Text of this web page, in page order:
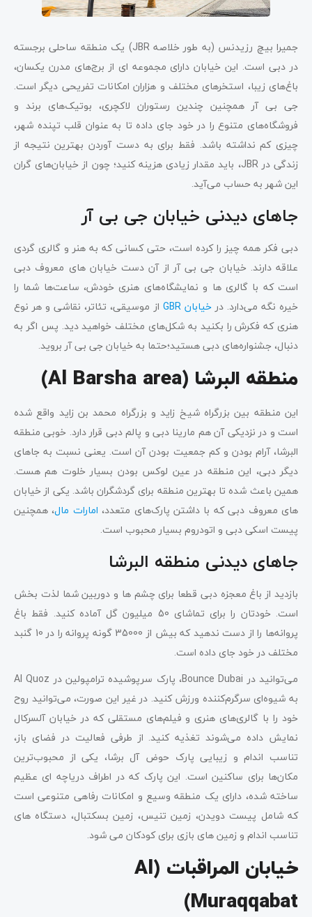
جمیرا بیچ رزیدنس (به طور خلاصه JBR) یک منطقه ساحلی برجسته
در دبی است. این خیابان دارای مجموعه ای از برج‌های مدرن یکسان،
باغ‌های زیبا، استخرهای مختلف و هزاران امکانات تفریحی دیگر است.
جی بی آر همچنین چندین رستوران لاکچری، بوتیک‌های برند و
فروشگاه‌های متنوع را در خود جای داده تا به عنوان قلب تپنده شهر،
چیزی کم نداشته باشد. فقط برای به دست آوردن بهترین نتیجه از
زندگی در JBR، باید مقدار زیادی هزینه کنید؛ چون از خیابان‌های گران
این شهر به حساب می‌آید.
جاهای دیدنی خیابان جی بی آر
دبی فکر همه چیز را کرده است، حتی کسانی که به هنر و گالری گردی
علاقه دارند. خیابان جی بی آر از آن دست خیابان های معروف دبی
است که با گالری ها و نمایشگاه‌های هنری خودش، ساعت‌ها شما را
خیره نگه می‌دارد. درخیابان GBR
از موسیقی، تئاتر، نقاشی و هر نوع
هنری که فکرش را بکنید به شکل‌های مختلف خواهید دید. پس اگر به
دنبال، جشنواره‌های دبی هستید؛حتما به خیابان جی بی آر بروید.
منطقه البرشا (Al Barsha area)
این منطقه بین بزرگراه شیخ زاید و بزرگراه محمد بن زاید واقع شده
است و در نزدیکی آن هم مارینا دبی و پالم دبی قرار دارد. خوبی منطقه
البرشا، آرام بودن و کم جمعیت بودن آن است. یعنی نسبت به جاهای
دیگر دبی، این منطقه در عین لوکس بودن بسیار خلوت هم هست.
همین باعث شده تا بهترین منطقه برای گردشگران باشد. یکی از خیابان
های معروف دبی که با داشتن پارک‌های متعدد، امارات مال، همچنین
پیست اسکی دبی و اتودروم بسیار محبوب است.
جاهای دیدنی منطقه البرشا
بازدید از باغ معجزه دبی قطعا برای چشم ها و دوربین شما لذت بخش
است. خودتان را برای تماشای 50 میلیون گل آماده کنید. فقط باغ
پروانه‌ها را از دست ندهید که بیش از 35000 گونه پروانه را در 10 گنبد
مختلف در خود جای داده است.
می‌توانید در Bounce Dubai، پارک سرپوشیده ترامپولین در Al Quoz
به شیوه‌ای سرگرم‌کننده ورزش کنید. در غیر این صورت، می‌توانید روح
خود را با گالری‌های هنری و فیلم‌های مستقلی که در خیابان آلسرکال
نمایش داده می‌شوند تغذیه کنید. از طرفی فعالیت در فضای باز،
تناسب اندام و زیبایی پارک حوض آل برشا، یکی از محبوب‌ترین
مکان‌ها برای ساکنین است. این پارک که در اطراف دریاچه ای عظیم
ساخته شده، دارای یک منطقه وسیع و امکانات رفاهی متنوعی است
که شامل پیست دویدن، زمین تنیس، زمین بسکتبال، دستگاه های
تناسب اندام و زمین های بازی برای کودکان می شود.
خیابان المراقبات (Al
Muraqqabat)